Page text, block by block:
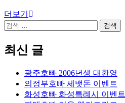
더보기
검
최신 글
광주호빠 2006년생 대환영
의정부호빠 세뱃돈 이벤트
화성호빠 화성특례시 이벤트